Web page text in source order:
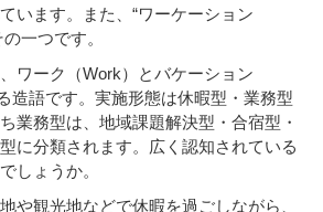
います。また、“ワーケーション
一つです。
ワーク（Work）とバケーション
造語です。実施形態は休暇型・業務型
業務型は、地域課題解決型・合宿型・
に分類されます。広く認知されている
しょうか。
や観光地などで休暇を過ごしながら、